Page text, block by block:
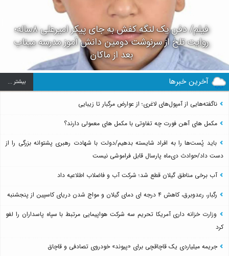
فیلم/ دفن یک لنگه کفش به جای پیکر امیرعلی ۸ساله؛
روایت تلخ از سرنوشت دومین دانش آموز مدرسه میناب
بعد از ماکان
آخرین خبرها بيشتر ...
ناگفته‌هایی از آمپول‌های لاغری؛ از عوارض مرگبار تا زیبایی
مکمل های آهن فورت چه تفاوتی با مکمل های معمولی دارند؟
باید پُست‌ها را به افراد شایسته بدهیم/دولت با شهادت رهبری پشتوانه بزرگی را از
دست داد/حوادث دی‌ماه پارسال قابل فراموشی نیست
آب برخی مناطق گیلان قطع شد؛ شرکت آب و فاضلاب اطلاعیه داد
رگبار، رعدوبرق، کاهش ۴ درجه ای دمای گیلان و مواج شدن دریای کاسپین از پنجشنبه
وزارت خزانه داری آمریکا تحریم سه شرکت هواپیمایی مرتبط با سپاه پاسداران را لغو
کرد
جریمه میلیاردی یک قاچاقچی برای «پیوند» خودروی تصادفی و قاچاق